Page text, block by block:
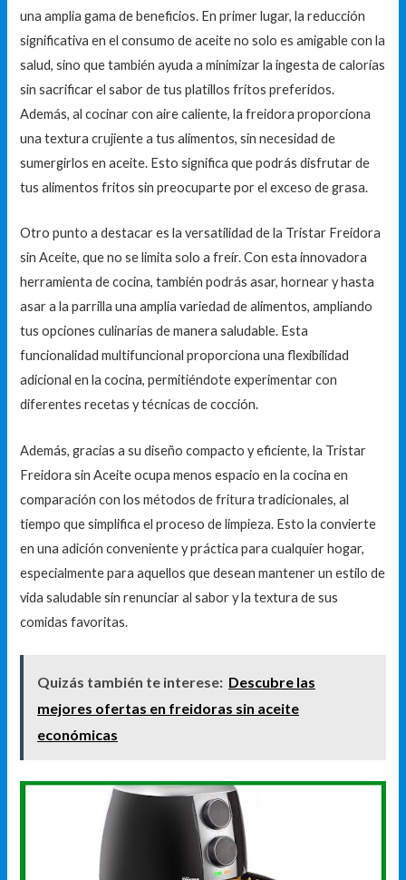
una amplia gama de beneficios. En primer lugar, la reducción
significativa en el consumo de aceite no solo es amigable con la
salud, sino que también ayuda a minimizar la ingesta de calorías
sin sacrificar el sabor de tus platillos fritos preferidos.
Además, al cocinar con aire caliente, la freidora proporciona
una textura crujiente a tus alimentos, sin necesidad de
sumergirlos en aceite. Esto significa que podrás disfrutar de
tus alimentos fritos sin preocuparte por el exceso de grasa.
Otro punto a destacar es la versatilidad de la Tristar Freidora
sin Aceite, que no se limita solo a freír. Con esta innovadora
herramienta de cocina, también podrás asar, hornear y hasta
asar a la parrilla una amplia variedad de alimentos, ampliando
tus opciones culinarias de manera saludable. Esta
funcionalidad multifuncional proporciona una flexibilidad
adicional en la cocina, permitiéndote experimentar con
diferentes recetas y técnicas de cocción.
Además, gracias a su diseño compacto y eficiente, la Tristar
Freidora sin Aceite ocupa menos espacio en la cocina en
comparación con los métodos de fritura tradicionales, al
tiempo que simplifica el proceso de limpieza. Esto la convierte
en una adición conveniente y práctica para cualquier hogar,
especialmente para aquellos que desean mantener un estilo de
vida saludable sin renunciar al sabor y la textura de sus
comidas favoritas.
Quizás también te interese: Descubre las
mejores ofertas en freidoras sin aceite
económicas